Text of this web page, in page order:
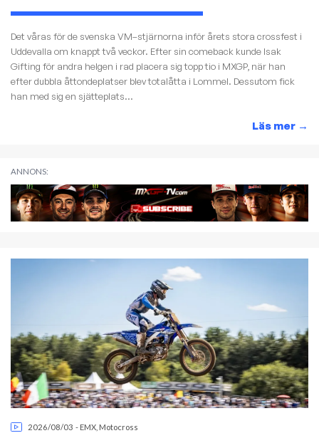
Det våras för de svenska VM–stjärnorna inför årets stora crossfest i
Uddevalla om knappt två veckor. Efter sin comeback kunde Isak
Gifting för andra helgen i rad placera sig topp tio i MXGP, när han
efter dubbla åttondeplatser blev totalåtta i Lommel. Dessutom fick
han med sig en sjätteplats...
Läs mer →
ANNONS:
2026/08/03 - EMX Motocross